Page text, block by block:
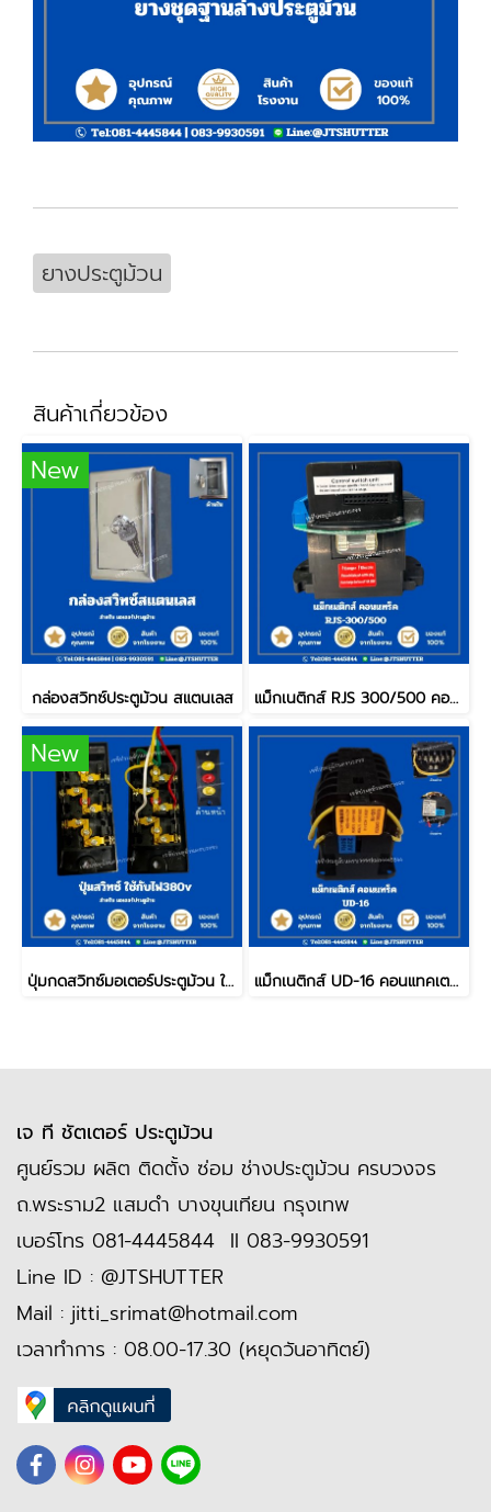
ยางประตูม้วน
สินค้าเกี่ยวข้อง
New
กล่องสวิทซ์ประตูม้วน สแตนเลส แม็กเนติกส์ RJS 300/500 คอนแทคเตอร์
New
ปุ่มกดสวิทซ์มอเตอร์ประตูม้วน ใช้สำหรับมอเตอร์ ไฟ380v แม็กเนติกส์ UD-16 คอนแทคเตอร์
เจ ที ชัตเตอร์ ประตูม้วน
ศูนย์รวม ผลิต ติดตั้ง ซ่อม ช่างประตูม้วน ครบวงจร
ถ.พระราม2 แสมดำ บางขุนเทียน กรุงเทพ
เบอร์โทร 081-4445844 II 083-9930591
Line ID : @JTSHUTTER
Mail : jitti_srimat@hotmail.com
เวลาทำการ : 08.00-17.30 (หยุดวันอาทิตย์)